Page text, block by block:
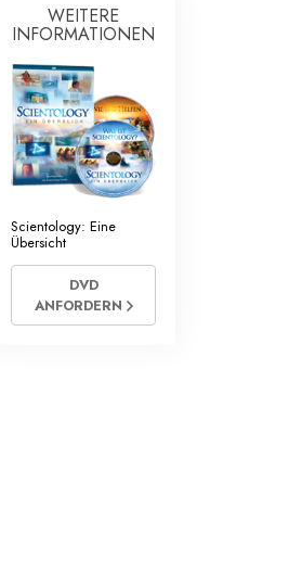
WEITERE
INFORMATIONEN
Scientology: Eine
Übersicht
DVD
ANFORDERN